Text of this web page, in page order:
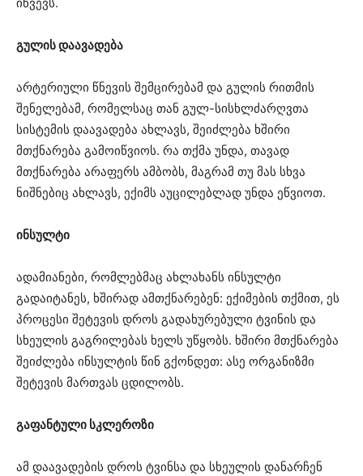
იწვევს.
გულის დაავადება
არტერიული წნევის შემცირებამ და გულის რითმის
შენელებამ, რომელსაც თან გულ-სისხლძარღვთა
სისტემის დაავადება ახლავს, შეიძლება ხშირი
მთქნარება გამოიწვიოს. რა თქმა უნდა, თავად
მთქნარება არაფერს ამბობს, მაგრამ თუ მას სხვა
ნიშნებიც ახლავს, ექიმს აუცილებლად უნდა ეწვიოთ.
ინსულტი
ადამიანები, რომლებმაც ახლახანს ინსულტი
გადაიტანეს, ხშირად ამთქნარებენ: ექიმების თქმით, ეს
პროცესი შეტევის დროს გადახურებული ტვინის და
სხეულის გაგრილებას ხელს უწყობს. ხშირი მთქნარება
შეიძლება ინსულტის წინ გქონდეთ: ასე ორგანიზმი
შეტევის მართვას ცდილობს.
გაფანტული სკლეროზი
ამ დაავადების დროს ტვინსა და სხეულის დანარჩენ